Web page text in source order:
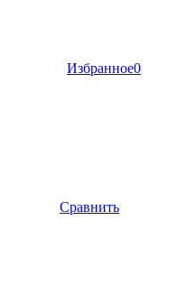
Избранное0
Сравнить